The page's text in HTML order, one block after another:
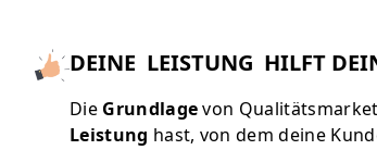
DEINE LEISTUNG HILFT
Die Grundlagevon
Leistung hast, von dem deine